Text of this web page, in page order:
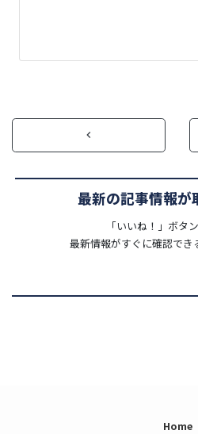
keyboard_arrow_left
最新の記事情報が
「いいね！」ボタ
最新情報がすぐに確認でき
Home